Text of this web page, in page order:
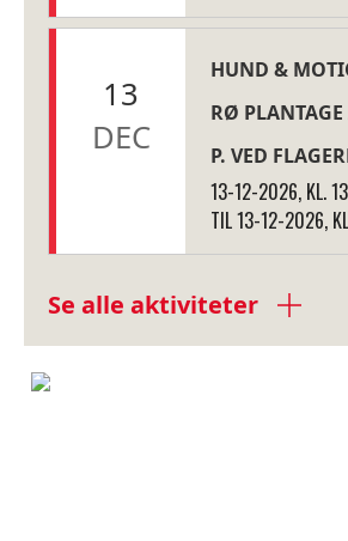
13
DEC
HUND &
RØ
P. VED
13-12-2026, KL.
TIL 13-12-2026,
Se alle aktiviteter